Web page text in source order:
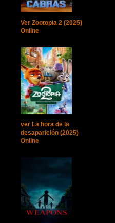
Ver Zootopia 2 (2025)
Online
ver La hora de la
desaparición (2025)
Online